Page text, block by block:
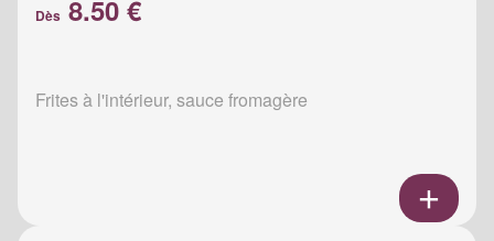
Dès 8.50 €
Frites à l'intérieur, sauce fromagère